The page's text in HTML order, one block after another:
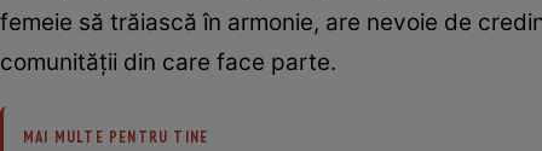
femeie să trăiască în armonie, are nevoie de
comunității din care face parte.
MAI MULTE PENTRU TINE